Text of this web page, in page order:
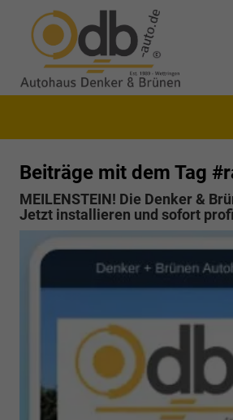
Beiträge mit dem Tag
MEILENSTEIN! Die Denker &
Jetzt installieren und sofort